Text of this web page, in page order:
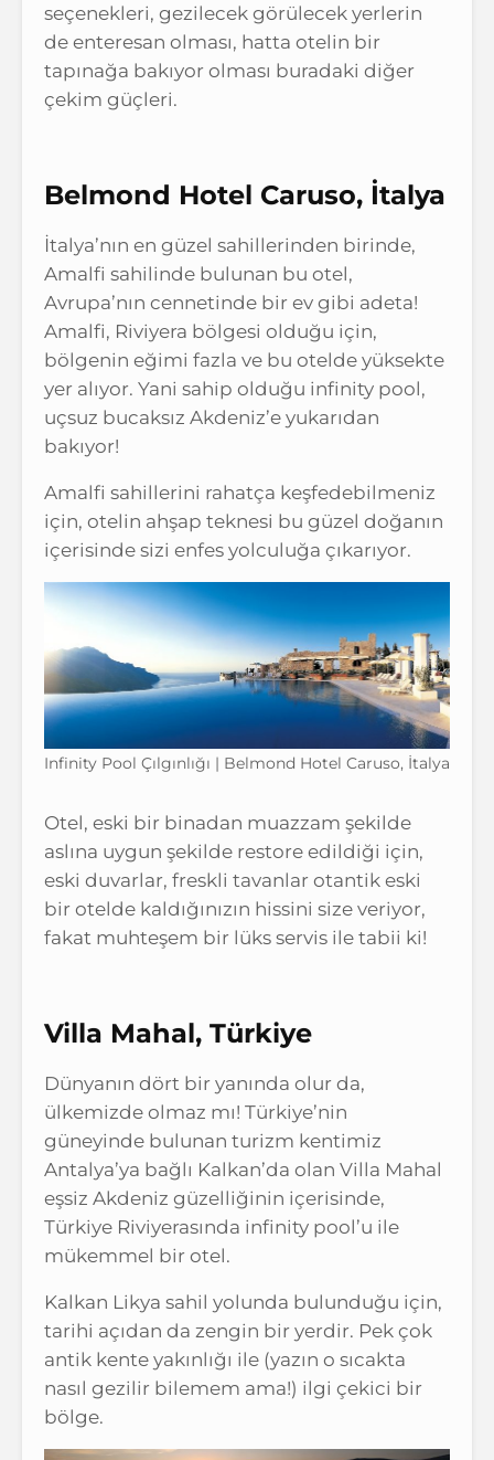
seçenekleri, gezilecek görülecek yerlerin
de enteresan olması, hatta otelin bir
tapınağa bakıyor olması buradaki diğer
çekim güçleri.
Belmond Hotel Caruso, İtalya
İtalya’nın en güzel sahillerinden birinde,
Amalfi sahilinde bulunan bu otel,
Avrupa’nın cennetinde bir ev gibi adeta!
Amalfi, Riviyera bölgesi olduğu için,
bölgenin eğimi fazla ve bu otelde yüksekte
yer alıyor. Yani sahip olduğu infinity pool,
uçsuz bucaksız Akdeniz’e yukarıdan
bakıyor!
Amalfi sahillerini rahatça keşfedebilmeniz
için, otelin ahşap teknesi bu güzel doğanın
içerisinde sizi enfes yolculuğa çıkarıyor.
Infinity Pool Çılgınlığı | Belmond Hotel Caruso, İtalya
Otel, eski bir binadan muazzam şekilde
aslına uygun şekilde restore edildiği için,
eski duvarlar, freskli tavanlar otantik eski
bir otelde kaldığınızın hissini size veriyor,
fakat muhteşem bir lüks servis ile tabii ki!
Villa Mahal, Türkiye
Dünyanın dört bir yanında olur da,
ülkemizde olmaz mı! Türkiye’nin
güneyinde bulunan turizm kentimiz
Antalya’ya bağlı Kalkan’da olan Villa Mahal
eşsiz Akdeniz güzelliğinin içerisinde,
Türkiye Riviyerasında infinity pool’u ile
mükemmel bir otel.
Kalkan Likya sahil yolunda bulunduğu için,
tarihi açıdan da zengin bir yerdir. Pek çok
antik kente yakınlığı ile (yazın o sıcakta
nasıl gezilir bilemem ama!) ilgi çekici bir
bölge.